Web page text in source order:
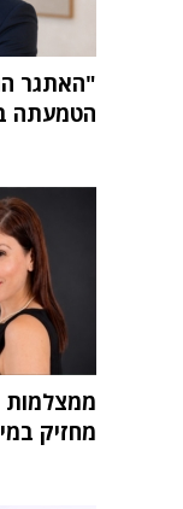
הטמעתה
ממצלמות
מחזיק